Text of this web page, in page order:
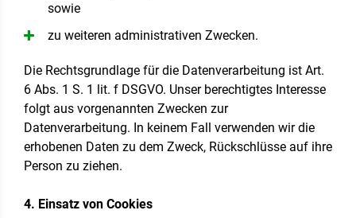
sowie
zu weiteren administrativen Zwecken.
Die Rechtsgrundlage für die Datenverarbeitung ist Art.
6 Abs. 1 S. 1 lit. f DSGVO. Unser berechtigtes Interesse
folgt aus vorgenannten Zwecken zur
Datenverarbeitung. In keinem Fall verwenden wir die
erhobenen Daten zu dem Zweck, Rückschlüsse auf ihre
Person zu ziehen.
4. Einsatz von Cookies